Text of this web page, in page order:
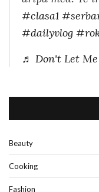
#clasa1
#dailyvlog
♬ Don't Let Me
Beauty
Cooking
Fashion